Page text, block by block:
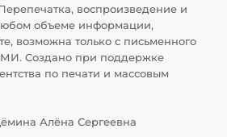
воспроизведение и
объеме информации,
возможна только с письменного
Создано при поддержке
по печати и массовым
Алёна Сергеевна